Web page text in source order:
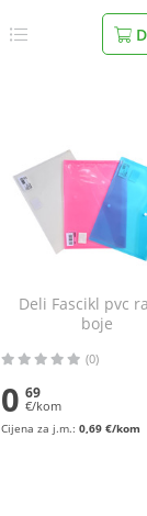
Deli Fascikl pvc
boje
(0)
0 69
€/kom
Cijena za j.m.: 0,69 €/kom